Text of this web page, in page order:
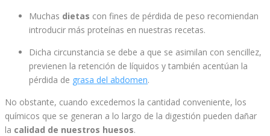
Muchas dietas con fines de pérdida de peso recomiendan
introducir más proteínas en nuestras recetas.
Dicha circunstancia se debe a que se asimilan con sencillez,
previenen la retención de líquidos y también acentúan la
pérdida de grasa del abdomen.
No obstante, cuando excedemos la cantidad conveniente, los
químicos que se generan a lo largo de la digestión pueden dañar
la calidad de nuestros huesos.